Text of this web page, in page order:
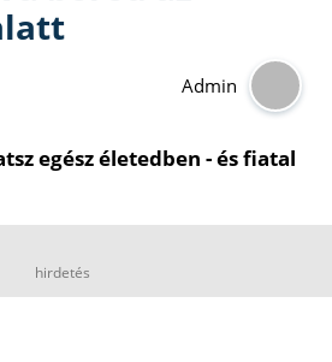
Admin
egész életedben - és fiatal
hirdetés